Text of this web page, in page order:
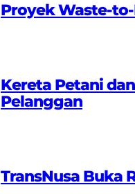
Proyek Waste-
Kereta Petani
Pelanggan
TransNusa Buka